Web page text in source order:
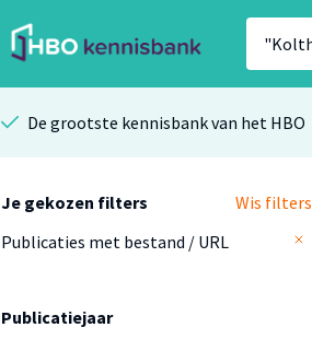
De grootste kennisbank van het HBO
Je gekozen filters
Wis filters
Publicaties met bestand / URL
Publicatiejaar